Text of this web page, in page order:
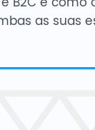
as suas